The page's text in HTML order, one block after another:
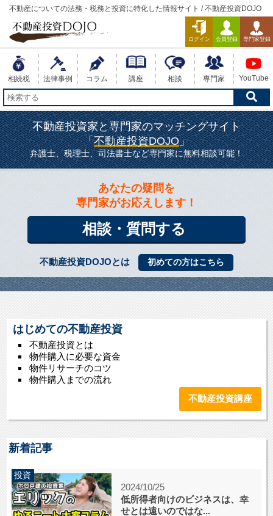
不動産についての法務・税務と投資に特化した情報サイト / 不動産投資DOJO
ログイン 会員登録 専門家登録
相続税 法律事例 コラム 講座 相談 専門家 YouTube
不動産投資家と専門家のマッチングサイト
「不動産投資DOJO」
弁護士、税理士、司法書士など専門家に無料相談可能！
あなたの疑問を
専門家がお応え します ！
相談・質問する
不動産投資DOJOとは 初めての方はこちら
はじめての不動産投資
不動産投資とは
物件購入に必要な資金
物件リサーチのコツ
物件購入までの流れ
不動産投資講座
新着記事
投資
2024/10/25
低所得者向けのビジネスは、幸
せとは遠いのではな...